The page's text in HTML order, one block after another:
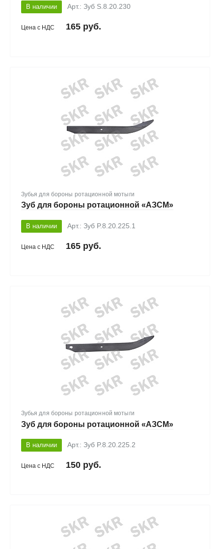
В наличии Арт.: Зуб S.8.20.230
Цена с НДС 165 руб.
Зубья для бороны ротационной мотыги
Зуб для бороны ротационной «АЗСМ»
В наличии Арт.: Зуб P.8.20.225.1
Цена с НДС 165 руб.
Зубья для бороны ротационной мотыги
Зуб для бороны ротационной «АЗСМ»
В наличии Арт.: Зуб P.8.20.225.2
Цена с НДС 150 руб.